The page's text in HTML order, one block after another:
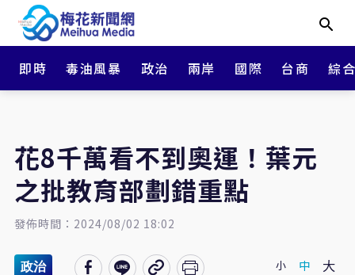
即時 毒油風暴 政治 兩岸 國際 台商 綜
花8千萬看不到奧運！葉元
之批教育部劃錯重點
發佈時間：2024/08/02 18:02
政治 小 中 大